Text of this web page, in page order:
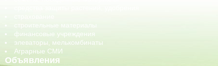
строительные материалы
финансовые учреждения
элеваторы, мелькомбинаты
Аграрные СМИ
Объявления